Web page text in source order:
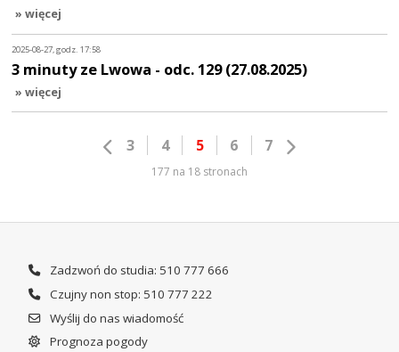
» więcej
2025-08-27, godz. 17:58
3 minuty ze Lwowa - odc. 129 (27.08.2025)
» więcej
3 4 5 6 7
177 na 18 stronach
Zadzwoń do studia: 510 777 666
Czujny non stop: 510 777 222
Wyślij do nas wiadomość
Prognoza pogody